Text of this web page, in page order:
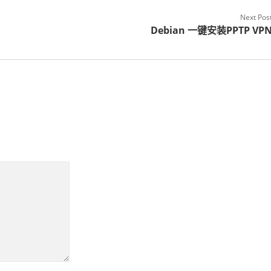
Next
Debian 一键安装PPTP VPN